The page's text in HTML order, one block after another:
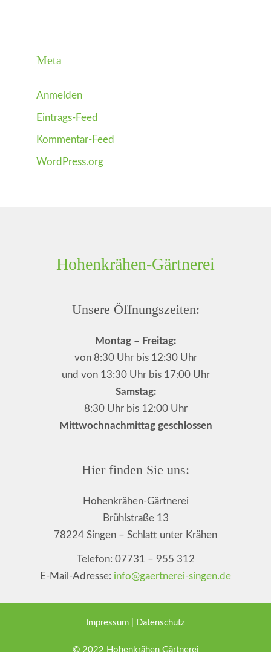
Meta
Anmelden
Eintrags-Feed
Kommentar-Feed
WordPress.org
Hohenkrähen-Gärtnerei
Unsere Öffnungszeiten:
Montag – Freitag:
von 8:30 Uhr bis 12:30 Uhr
und von 13:30 Uhr bis 17:00 Uhr
Samstag:
8:30 Uhr bis 12:00 Uhr
Mittwochnachmittag geschlossen
Hier finden Sie uns:
Hohenkrähen-Gärtnerei
Brühlstraße 13
78224 Singen – Schlatt unter Krähen
Telefon: 07731 – 955 312
E-Mail-Adresse: info@gaertnerei-singen.de
Impressum Datenschutz
© 2022 Hohenkrähen Gärtnerei